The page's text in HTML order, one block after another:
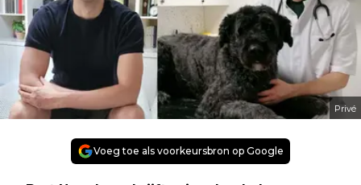
Privé
Voeg toe als voorkeursbron op Google